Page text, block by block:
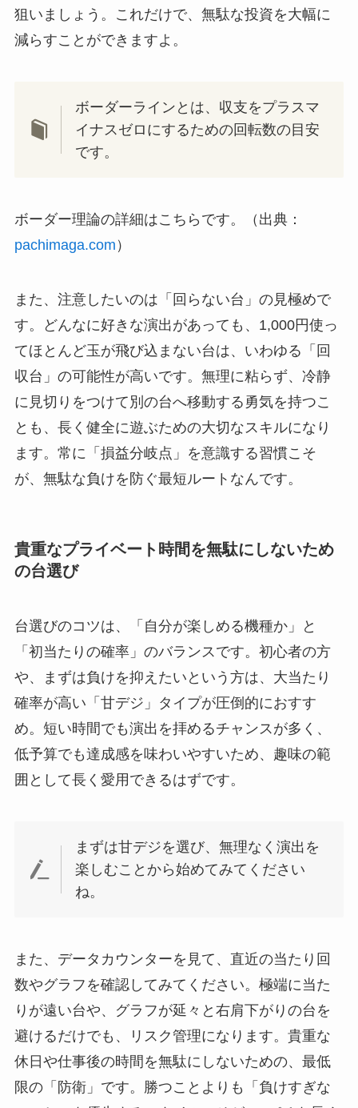
狙いましょう。これだけで、無駄な投資を大幅に
減らすことができますよ。
ボーダーラインとは、収支をプラスマ
イナスゼロにするための回転数の目安
です。
ボーダー理論の詳細はこちらです。（出典：
pachimaga.com ）
また、注意したいのは「回らない台」の見極めで
す。どんなに好きな演出があっても、1,000円使っ
てほとんど玉が飛び込まない台は、いわゆる「回
収台」の可能性が高いです。無理に粘らず、冷静
に見切りをつけて別の台へ移動する勇気を持つこ
とも、長く健全に遊ぶための大切なスキルになり
ます。常に「損益分岐点」を意識する習慣こそ
が、無駄な負けを防ぐ最短ルートなんです。
貴重なプライベート時間を無駄にしないため
の台選び
台選びのコツは、「自分が楽しめる機種か」と
「初当たりの確率」のバランスです。初心者の方
や、まずは負けを抑えたいという方は、大当たり
確率が高い「甘デジ」タイプが圧倒的におすす
め。短い時間でも演出を拝めるチャンスが多く、
低予算でも達成感を味わいやすいため、趣味の範
囲として長く愛用できるはずです。
まずは甘デジを選び、無理なく演出を
楽しむことから始めてみてください
ね。
また、データカウンターを見て、直近の当たり回
数やグラフを確認してみてください。極端に当た
りが遠い台や、グラフが延々と右肩下がりの台を
避けるだけでも、リスク管理になります。貴重な
休日や仕事後の時間を無駄にしないための、最低
限の「防衛」です。勝つことよりも「負けすぎな